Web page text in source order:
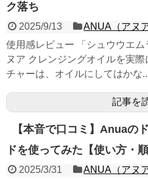
ク落ち
2025/9/13 ANUA（アヌア
使用感レビュー 「シュウウエ
ヌア クレンジングオイルを実
チャーは、オイルにしてはかな
記事を
【本音で口コミ】Anuaの
ドを使ってみた【使い方・
2025/3/31 ANUA（アヌア